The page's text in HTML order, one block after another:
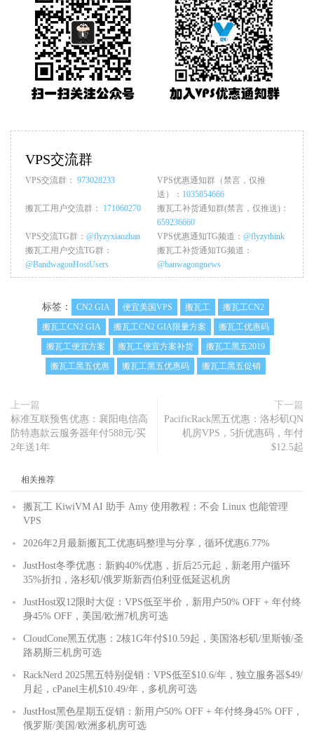
VPS交流群
VPS交流群： 973028233
VPS优惠通知群（禁言，仅推
送）： 1035854666
搬瓦工用户交流群： 171060270
搬瓦工补货通知群(禁言，仅推送)：
659236660
VPS交流TG群： @flyzyxiaozhan VPS优惠通知TG频道： @flyzythink
搬瓦工用户交流TG群：
@BandwagonHostUsers
搬瓦工补货通知TG频道：
@banwagongnews
标签： CN2 GIA 便宜美国VPS 搬瓦工
搬瓦工CN2
搬瓦工CN2 GIA
搬瓦工CN2 GIA限量方案
搬瓦工优惠码
搬瓦工便宜方案
搬瓦工便宜方案补货
搬瓦工黑五2019
搬瓦工黑五优惠
搬瓦工黑五优惠码 搬瓦工黑五促销
上一篇
标准互联预售优惠：襄阳电信高
防特惠款云服务器年付588元/买
2年送1年
下一篇
PacificRack黑五优惠：洛杉矶QN
机房VPS，5折优惠码，年付
$12.5起
相关推荐
搬瓦工 KiwiVM AI 助手 Amy 使用教程：不会 Linux 也能管理
VPS
2026年2月最新搬瓦工优惠码整理与分享，循环优惠6.77%
JustHost冬季优惠：新购40%优惠，折后25元起，新老用户循环
35%折扣，洛杉矶/俄罗斯新西伯利亚低延迟机房
JustHost双12限时大促：VPS低至半价，新用户50% OFF + 年付终
身45% OFF，美国/欧洲7机房可选
CloudCone黑五优惠：2核1G年付$10.59起，美国洛杉矶/里斯顿/圣
路易斯三机房可选
RackNerd 2025黑五特别促销：VPS低至$10.6/年，独立服务器$49/
月起，cPanel主机$10.49/年，多机房可选
JustHost黑色星期五促销：新用户50% OFF + 年付终身45% OFF，
俄罗斯/美国/欧洲多机房可选